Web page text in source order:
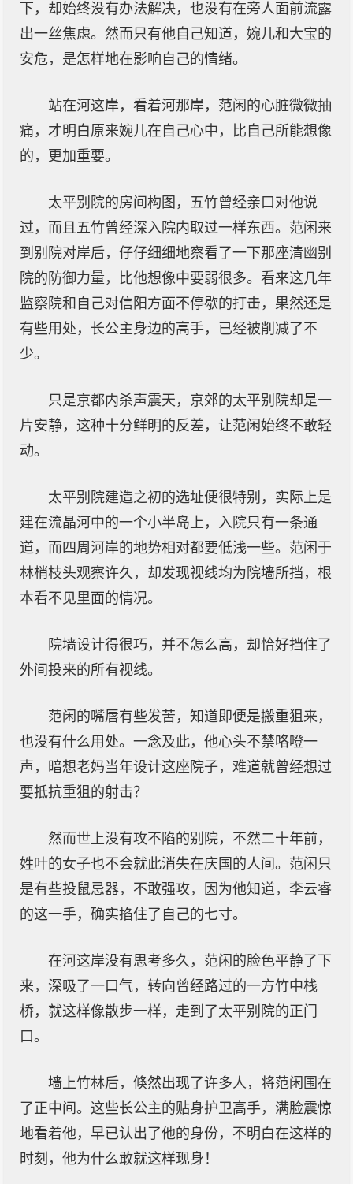
下，却始终没有办法解决，也没有在旁人面前流露
出一丝焦虑。然而只有他自己知道，婉儿和大宝的
安危，是怎样地在影响自己的情绪。
站在河这岸，看着河那岸，范闲的心脏微微抽
痛，才明白原来婉儿在自己心中，比自己所能想像
的，更加重要。
太平别院的房间构图，五竹曾经亲口对他说
过，而且五竹曾经深入院内取过一样东西。范闲来
到别院对岸后，仔仔细细地察看了一下那座清幽别
院的防御力量，比他想像中要弱很多。看来这几年
监察院和自己对信阳方面不停歇的打击，果然还是
有些用处，长公主身边的高手，已经被削减了不
少。
只是京都内杀声震天，京郊的太平别院却是一
片安静，这种十分鲜明的反差，让范闲始终不敢轻
动。
太平别院建造之初的选址便很特别，实际上是
建在流晶河中的一个小半岛上，入院只有一条通
道，而四周河岸的地势相对都要低浅一些。范闲于
林梢枝头观察许久，却发现视线均为院墙所挡，根
本看不见里面的情况。
院墙设计得很巧，并不怎么高，却恰好挡住了
外间投来的所有视线。
范闲的嘴唇有些发苦，知道即便是搬重狙来，
也没有什么用处。一念及此，他心头不禁咯噔一
声，暗想老妈当年设计这座院子，难道就曾经想过
要抵抗重狙的射击？
然而世上没有攻不陷的别院，不然二十年前，
姓叶的女子也不会就此消失在庆国的人间。范闲只
是有些投鼠忌器，不敢强攻，因为他知道，李云睿
的这一手，确实掐住了自己的七寸。
在河这岸没有思考多久，范闲的脸色平静了下
来，深吸了一口气，转向曾经路过的一方竹中栈
桥，就这样像散步一样，走到了太平别院的正门
口。
墙上竹林后，倏然出现了许多人，将范闲围在
了正中间。这些长公主的贴身护卫高手，满脸震惊
地看着他，早已认出了他的身份，不明白在这样的
时刻，他为什么敢就这样现身！